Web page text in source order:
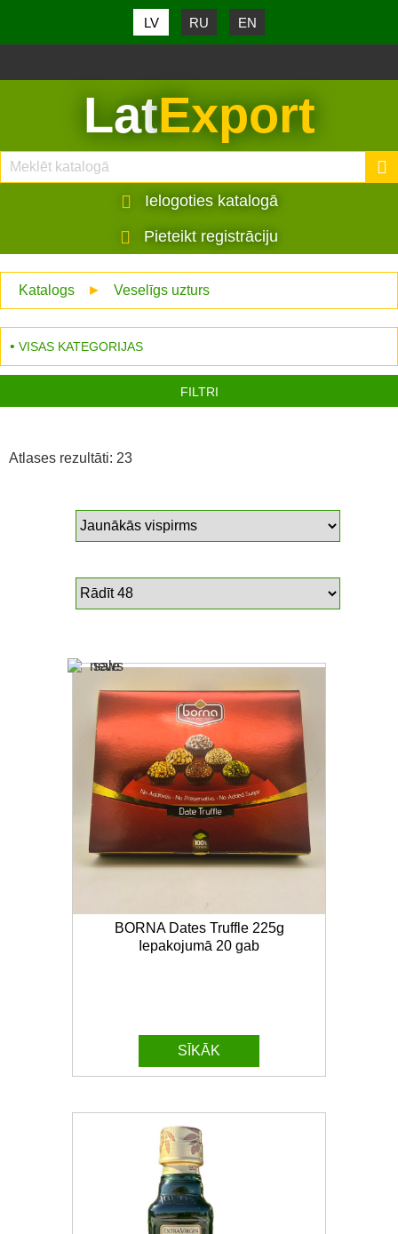
LV RU EN
LatExport
Ielogoties katalogā
Pieteikt registrāciju
Katalogs ► Veselīgs uzturs
VISAS KATEGORIJAS
FILTRI
Atlases rezultāti: 23
BORNA Dates Truffle 225g
Iepakojumā 20 gab
SĪKĀK